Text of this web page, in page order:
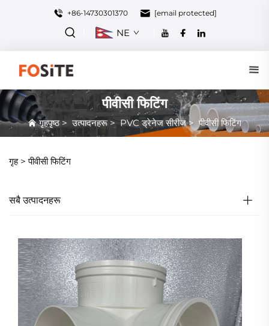
+86-14730301370 [email protected]
NE
पीवीसी फिटिंग
गृहपृष्ठ>उत्पादनहरू> PVC ड्रेनेज सीरीज>पीवीसी फिटिंग
गृह > पीवीसी फिटिंग
सबै उत्पादनहरू